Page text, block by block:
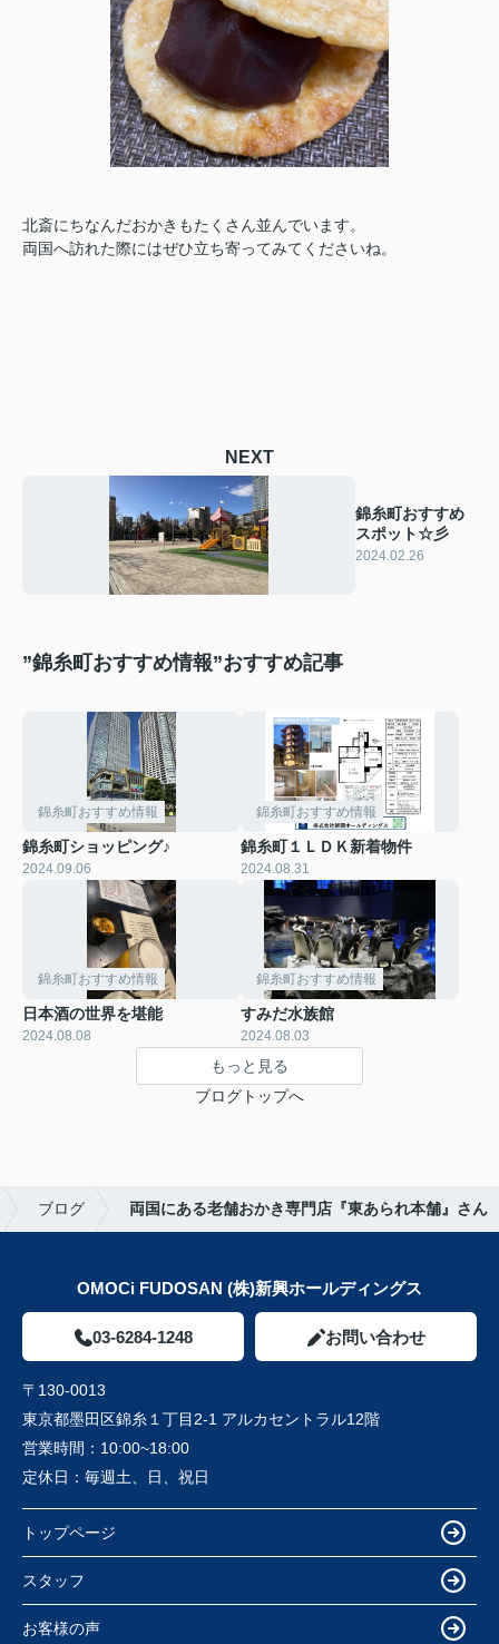
北斎にちなんだおかきもたくさん並んでいます。
両国へ訪れた際にはぜひ立ち寄ってみてくださいね。
NEXT
錦糸町おすすめ
スポット☆彡
2024.02.26
”錦糸町おすすめ情報”おすすめ記事
錦糸町おすすめ情報
錦糸町ショッピング♪
2024.09.06
錦糸町おすすめ情報
錦糸町１ＬＤＫ新着物件
2024.08.31
錦糸町おすすめ情報
日本酒の世界を堪能
2024.08.08
錦糸町おすすめ情報
すみだ水族館
2024.08.03
もっと見る
ブログトップへ
ブログ 両国にある老舗おかき専門店『東あられ本舗』さん
OMOCi FUDOSAN (株)新興ホールディングス
03-6284-1248 お問い合わせ
〒130-0013
東京都墨田区錦糸１丁目2-1 アルカセントラル12階
営業時間： 10:00~18:00
定休日： 毎週土、日、祝日
トップページ
スタッフ
お客様の声